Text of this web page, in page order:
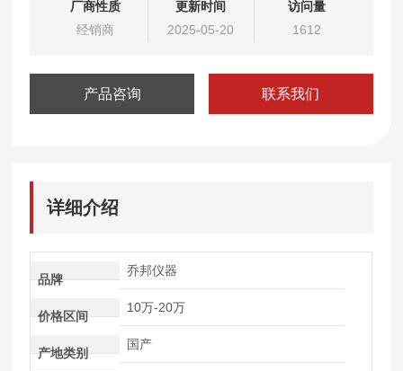
厂商性质
经销商
更新时间
2025-05-20
访问量
1612
产品咨询 联系我们
详细介绍
品牌
乔邦仪器
价格区间
10万-20万
产地类别
国产